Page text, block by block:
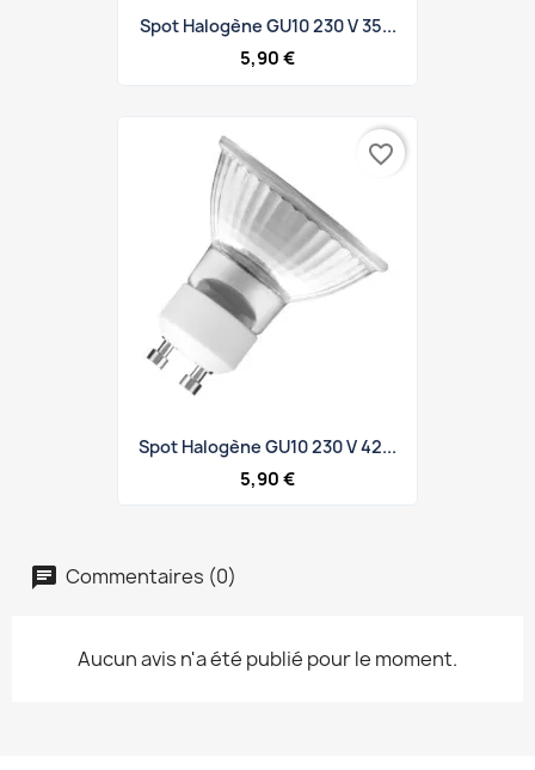
Spot Halogène GU10 230 V 35...
5,90 €
Spot Halogène GU10 230 V 42...
5,90 €
favorite_border
Commentaires (0)
Aucun avis n'a été publié pour le moment.